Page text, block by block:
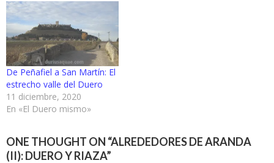
De Peñafiel a San Martín: El
estrecho valle del Duero
11 diciembre, 2020
En «El Duero mismo»
ONE THOUGHT ON “ALREDEDORES DE ARANDA
(II): DUERO Y RIAZA”